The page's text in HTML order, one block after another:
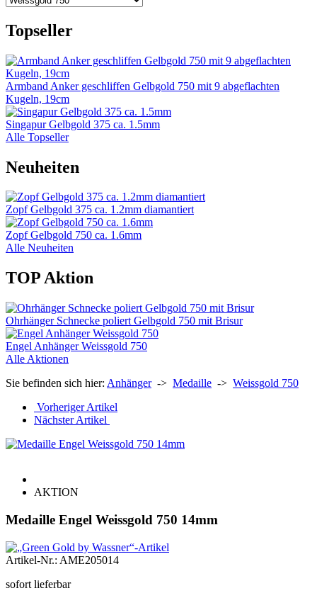
Topseller
Armband Anker geschliffen Gelbgold 750 mit 9 abgeflachten
Kugeln, 19cm
Singapur Gelbgold 375 ca. 1.5mm
Alle Topseller
Neuheiten
Zopf Gelbgold 375 ca. 1.2mm diamantiert
Zopf Gelbgold 750 ca. 1.6mm
Alle Neuheiten
TOP Aktion
Ohrhänger Schnecke poliert Gelbgold 750 mit Brisur
Engel Anhänger Weissgold 750
Alle Aktionen
Sie befinden sich hier: Anhänger-> Medaille -> Weissgold 750
Vorheriger Artikel
Nächster Artikel
AKTION
Medaille Engel Weissgold 750 14mm
Artikel-Nr.: AME205014
sofort lieferbar